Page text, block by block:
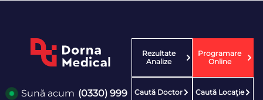
Sună acum (0330) 999
Rezultate
Analize
Programare
Online
Caută Doctor Caută Locaţie